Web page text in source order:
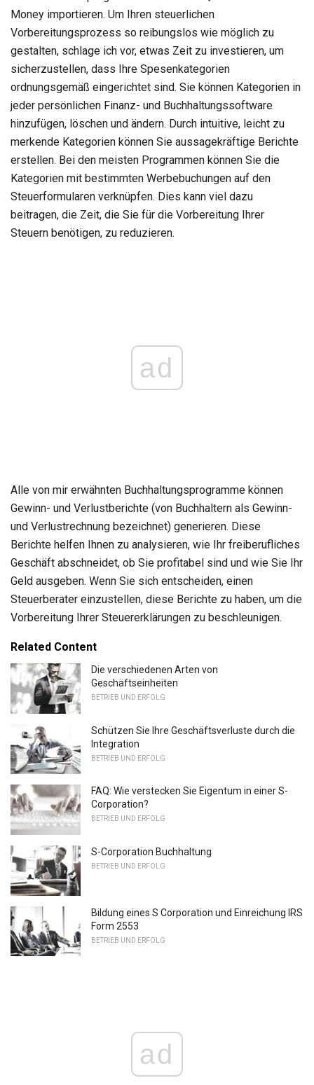
Money importieren. Um Ihren steuerlichen
Vorbereitungsprozess so reibungslos wie möglich zu
gestalten, schlage ich vor, etwas Zeit zu investieren, um
sicherzustellen, dass Ihre Spesenkategorien
ordnungsgemäß eingerichtet sind. Sie können Kategorien in
jeder persönlichen Finanz- und Buchhaltungssoftware
hinzufügen, löschen und ändern. Durch intuitive, leicht zu
merkende Kategorien können Sie aussagekräftige Berichte
erstellen. Bei den meisten Programmen können Sie die
Kategorien mit bestimmten Werbebuchungen auf den
Steuerformularen verknüpfen. Dies kann viel dazu
beitragen, die Zeit, die Sie für die Vorbereitung Ihrer
Steuern benötigen, zu reduzieren.
ad
Alle von mir erwähnten Buchhaltungsprogramme können
Gewinn- und Verlustberichte (von Buchhaltern als Gewinn-
und Verlustrechnung bezeichnet) generieren. Diese
Berichte helfen Ihnen zu analysieren, wie Ihr freiberufliches
Geschäft abschneidet, ob Sie profitabel sind und wie Sie Ihr
Geld ausgeben. Wenn Sie sich entscheiden, einen
Steuerberater einzustellen, diese Berichte zu haben, um die
Vorbereitung Ihrer Steuererklärungen zu beschleunigen.
Related Content
Die verschiedenen Arten von
Geschäftseinheiten
BETRIEB UND ERFOLG
Schützen Sie Ihre Geschäftsverluste durch die
Integration
BETRIEB UND ERFOLG
FAQ: Wie verstecken Sie Eigentum in einer S-
Corporation?
BETRIEB UND ERFOLG
S-Corporation Buchhaltung
BETRIEB UND ERFOLG
Bildung eines S Corporation und Einreichung IRS
Form 2553
BETRIEB UND ERFOLG
ad